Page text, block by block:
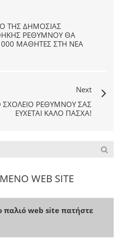
ΤΗΣ ΔΗΜΌΣΙΑΣ
ΡΕΘΎΜΝΟΥ ΘΑ
ΜΑΘΗΤΈΣ ΣΤΗ ΝΈΑ
Next
ΣΧΟΛΕΊΟ ΡΕΘΎΜΝΟΥ ΣΑΣ
ΕΎΧΕΤΑΙ ΚΑΛΟ ΠΑΣΧΑ!
WEB SITE
παλιό web site πατήστε